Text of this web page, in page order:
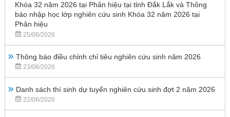
Khóa 32 năm 2026 tại Phân hiệu tại tỉnh Đắk Lắk và Thông
báo nhập học lớp nghiên cứu sinh Khóa 32 năm 2026 tại
Phân hiệu
25/06/2026
Thông báo điều chỉnh chỉ tiêu nghiên cứu sinh năm 2026
23/06/2026
Danh sách thí sinh dự tuyển nghiên cứu sinh đợt 2 năm 2026
22/06/2026